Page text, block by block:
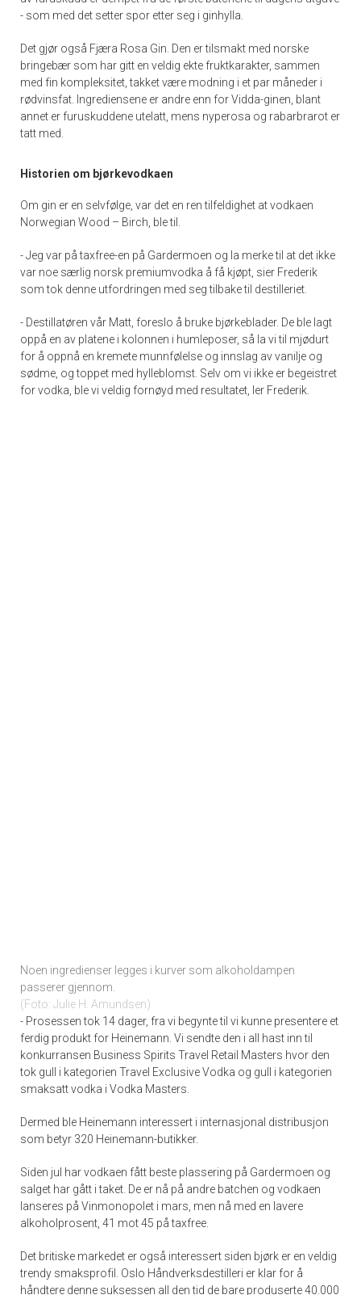
- som med det setter spor etter seg i ginhylla.
Det gjør også Fjæra Rosa Gin. Den er tilsmakt med norske
bringebær som har gitt en veldig ekte fruktkarakter, sammen
med fin kompleksitet, takket være modning i et par måneder i
rødvinsfat. Ingrediensene er andre enn for Vidda-ginen, blant
annet er furuskuddene utelatt, mens nyperosa og rabarbrarot er
tatt med.
Historien om bjørkevodkaen
Om gin er en selvfølge, var det en ren tilfeldighet at vodkaen
Norwegian Wood – Birch, ble til.
- Jeg var på taxfree-en på Gardermoen og la merke til at det ikke
var noe særlig norsk premiumvodka å få kjøpt, sier Frederik
som tok denne utfordringen med seg tilbake til destilleriet.
- Destillatøren vår Matt, foreslo å bruke bjørkeblader. De ble lagt
oppå en av platene i kolonnen i humleposer, så la vi til mjødurt
for å oppnå en kremete munnfølelse og innslag av vanilje og
sødme, og toppet med hylleblomst. Selv om vi ikke er begeistret
for vodka, ble vi veldig fornøyd med resultatet, ler Frederik.
Noen ingredienser legges i kurver som alkoholdampen
passerer gjennom.
Foto: Julie H. Amundsen
- Prosessen tok 14 dager, fra vi begynte til vi kunne presentere et
ferdig produkt for Heinemann. Vi sendte den i all hast inn til
konkurransen Business Spirits Travel Retail Masters hvor den
tok gull i kategorien Travel Exclusive Vodka og gull i kategorien
smaksatt vodka i Vodka Masters.
Dermed ble Heinemann interessert i internasjonal distribusjon
som betyr 320 Heinemann-butikker.
Siden jul har vodkaen fått beste plassering på Gardermoen og
salget har gått i taket. De er nå på andre batchen og vodkaen
lanseres på Vinmonopolet i mars, men nå med en lavere
alkoholprosent, 41 mot 45 på taxfree.
Det britiske markedet er også interessert siden bjørk er en veldig
trendy smaksprofil. Oslo Håndverksdestilleri er klar for å
håndtere denne suksessen all den tid de bare produserte 40.000